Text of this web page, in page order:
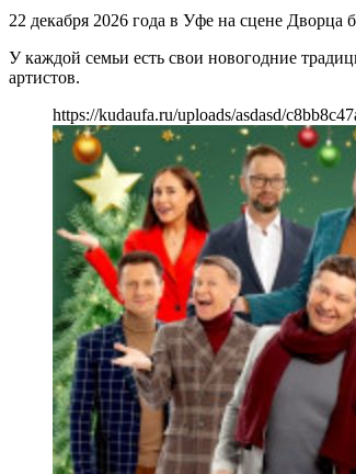
22 декабря 2026 года в Уфе на сцене
У каждой семьи есть свои новогодние
артистов.
https://kudaufa.ru/uploads/asdasd/